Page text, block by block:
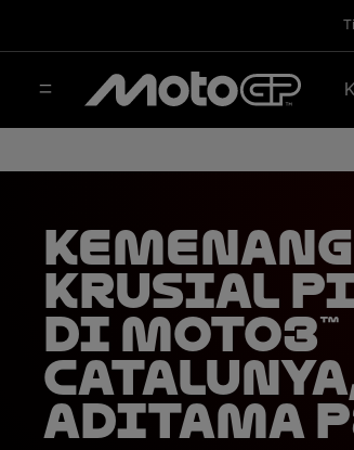
Krusial
di Moto3™
Aditama